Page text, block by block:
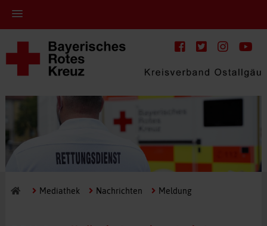
Mediathek Nachrichten Meldung